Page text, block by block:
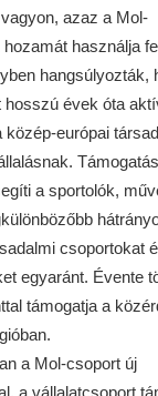
azaz a Mol-
használja
hangsúlyozták,
hosszú évek óta
közép-európai
a sportolók,
csoportokat
egyaránt. Évente
támogatja a
a Mol-csoport új
a vállalatcsoport